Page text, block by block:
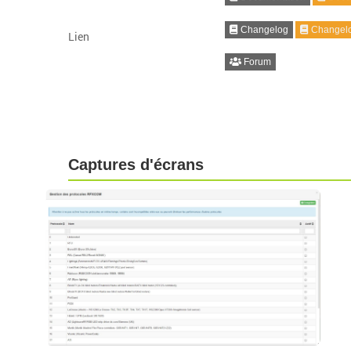
Lien Changelog
Forum
Captures d'écrans